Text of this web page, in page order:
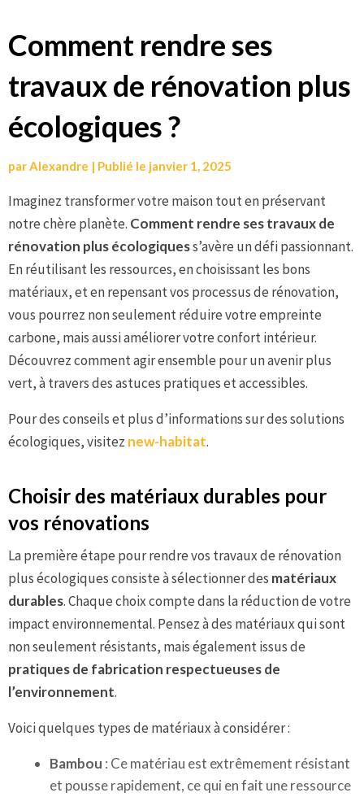
Aller
au
contenu
Comment rendre ses
travaux de rénovation plus
écologiques ?
parAlexandre | Publié le janvier 1, 2025
Imaginez transformer votre maison tout en préservant
notre chère planète. Comment rendre ses travaux de
rénovation plus écologiquess’avère un défi passionnant.
En réutilisant les ressources, en choisissant les bons
matériaux, et en repensant vos processus de rénovation,
vous pourrez non seulement réduire votre empreinte
carbone, mais aussi améliorer votre confort intérieur.
Découvrez comment agir ensemble pour un avenir plus
vert, à travers des astuces pratiques et accessibles.
Pour des conseils et plus d’informations sur des solutions
écologiques, visitez new-habitat.
Choisir des matériaux durables pour
vos rénovations
La première étape pour rendre vos travaux de rénovation
plus écologiques consiste à sélectionner des matériaux
durables. Chaque choix compte dans la réduction de votre
impact environnemental. Pensez à des matériaux qui sont
non seulement résistants, mais également issus de
pratiques de fabrication respectueuses de
l’environnement.
Voici quelques types de matériaux à considérer :
Bambou : Ce matériau est extrêmement résistant
et pousse rapidement, ce qui en fait une ressource